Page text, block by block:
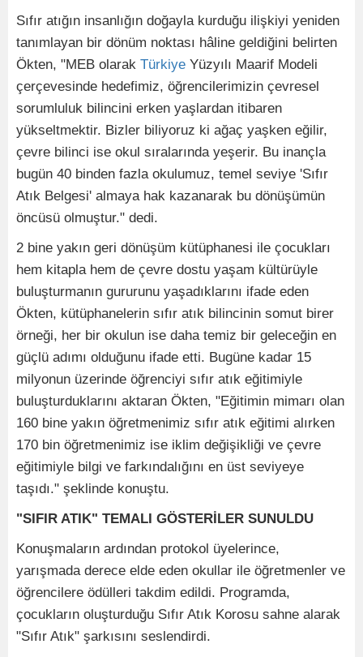
Sıfır atığın insanlığın doğayla kurduğu ilişkiyi yeniden
tanımlayan bir dönüm noktası hâline geldiğini belirten
Ökten, "MEB olarak Türkiye Yüzyılı Maarif Modeli
çerçevesinde hedefimiz, öğrencilerimizin çevresel
sorumluluk bilincini erken yaşlardan itibaren
yükseltmektir. Bizler biliyoruz ki ağaç yaşken eğilir,
çevre bilinci ise okul sıralarında yeşerir. Bu inançla
bugün 40 binden fazla okulumuz, temel seviye 'Sıfır
Atık Belgesi' almaya hak kazanarak bu dönüşümün
öncüsü olmuştur." dedi.
2 bine yakın geri dönüşüm kütüphanesi ile çocukları
hem kitapla hem de çevre dostu yaşam kültürüyle
buluşturmanın gururunu yaşadıklarını ifade eden
Ökten, kütüphanelerin sıfır atık bilincinin somut birer
örneği, her bir okulun ise daha temiz bir geleceğin en
güçlü adımı olduğunu ifade etti. Bugüne kadar 15
milyonun üzerinde öğrenciyi sıfır atık eğitimiyle
buluşturduklarını aktaran Ökten, "Eğitimin mimarı olan
160 bine yakın öğretmenimiz sıfır atık eğitimi alırken
170 bin öğretmenimiz ise iklim değişikliği ve çevre
eğitimiyle bilgi ve farkındalığını en üst seviyeye
taşıdı." şeklinde konuştu.
"SIFIR ATIK" TEMALI GÖSTERİLER SUNULDU
Konuşmaların ardından protokol üyelerince,
yarışmada derece elde eden okullar ile öğretmenler ve
öğrencilere ödülleri takdim edildi. Programda,
çocukların oluşturduğu Sıfır Atık Korosu sahne alarak
"Sıfır Atık" şarkısını seslendirdi.